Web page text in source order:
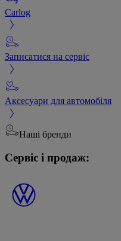
Carlog
Записатися на сервіс
Аксесуари для автомобіля
Наші бренди
Сервіс і продаж: